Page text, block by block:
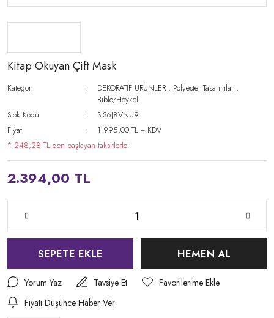
Kitap Okuyan Çift Mask
Kategori DEKORATİF ÜRÜNLER , Polyester Tasarımlar ,
Biblo/Heykel
Stok Kodu
SJS6J8VNU9
Fiyat
1.995,00 TL + KDV
* 248,28 TL den başlayan taksitlerle!
2.394,00 TL
SEPETE EKLE HEMEN AL
Yorum Yaz
Tavsiye Et
Fiyatı Düşünce Haber Ver